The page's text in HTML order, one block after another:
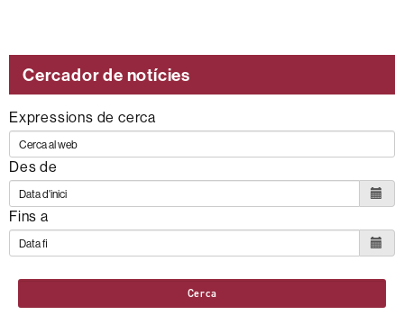
Cercador de notícies
Expressions de cerca
Des de
Fins a
Cerca